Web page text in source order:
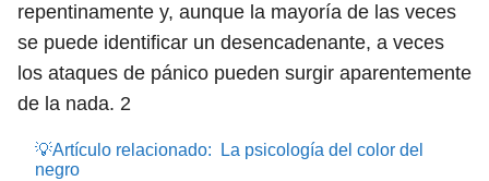
repentinamente y, aunque la mayoría de las veces
se puede identificar un desencadenante, a veces
los ataques de pánico pueden surgir aparentemente
de la nada. 2
💡Artículo relacionado:
La psicología del color del
negro